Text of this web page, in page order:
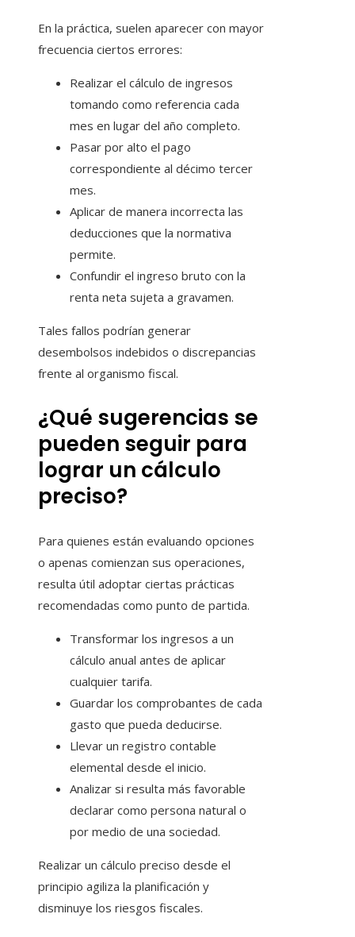
En la práctica, suelen aparecer con mayor
frecuencia ciertos errores:
Realizar el cálculo de ingresos
tomando como referencia cada
mes en lugar del año completo.
Pasar por alto el pago
correspondiente al décimo tercer
mes.
Aplicar de manera incorrecta las
deducciones que la normativa
permite.
Confundir el ingreso bruto con la
renta neta sujeta a gravamen.
Tales fallos podrían generar
desembolsos indebidos o discrepancias
frente al organismo fiscal.
¿Qué sugerencias se
pueden seguir para
lograr un cálculo
preciso?
Para quienes están evaluando opciones
o apenas comienzan sus operaciones,
resulta útil adoptar ciertas prácticas
recomendadas como punto de partida.
Transformar los ingresos a un
cálculo anual antes de aplicar
cualquier tarifa.
Guardar los comprobantes de cada
gasto que pueda deducirse.
Llevar un registro contable
elemental desde el inicio.
Analizar si resulta más favorable
declarar como persona natural o
por medio de una sociedad.
Realizar un cálculo preciso desde el
principio agiliza la planificación y
disminuye los riesgos fiscales.